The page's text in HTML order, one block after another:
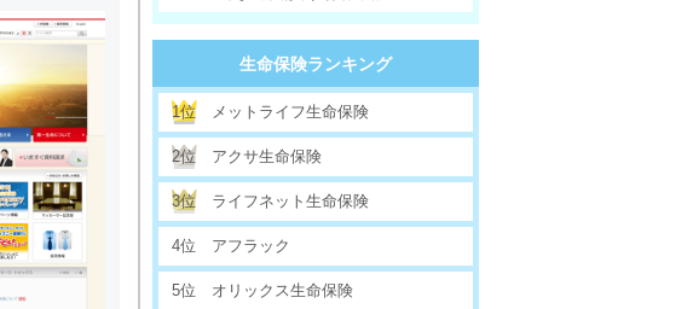
生命保険ランキング
1位 メットライフ生命保険
2位 アクサ生命保険
3位 ライフネット生命保険
4位 アフラック
5位 オリックス生命保険